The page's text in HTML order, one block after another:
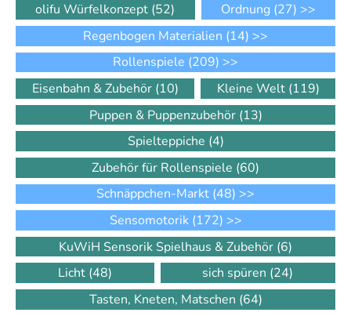
olifu Würfelkonzept (52) Ordnung (27) >>
Regenbogen Materialien (14) >>
Rollenspiele (209) >>
Eisenbahn & Zubehör (10) Kleine Welt (119)
Puppen & Puppenzubehör (13)
Spielteppiche (4)
Zubehör für Rollenspiele (60)
Schnäppchen-Markt (48) >>
Sensomotorik (172) >>
KuWiH Sensorik Spielhaus & Zubehör (6)
Licht (48) sich spüren (24)
Tasten, Kneten, Matschen (64)